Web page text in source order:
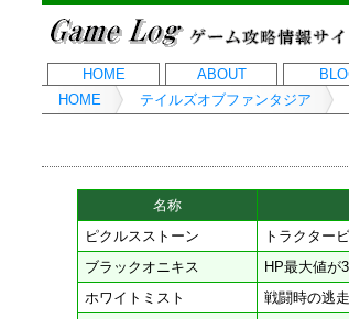
HOME ABOUT
HOME
テイルズオブファンタジア
名称
ピクルスストーン
トラクター
ブラックオニキス
HP最大値が
ホワイトミスト
戦闘時の逃